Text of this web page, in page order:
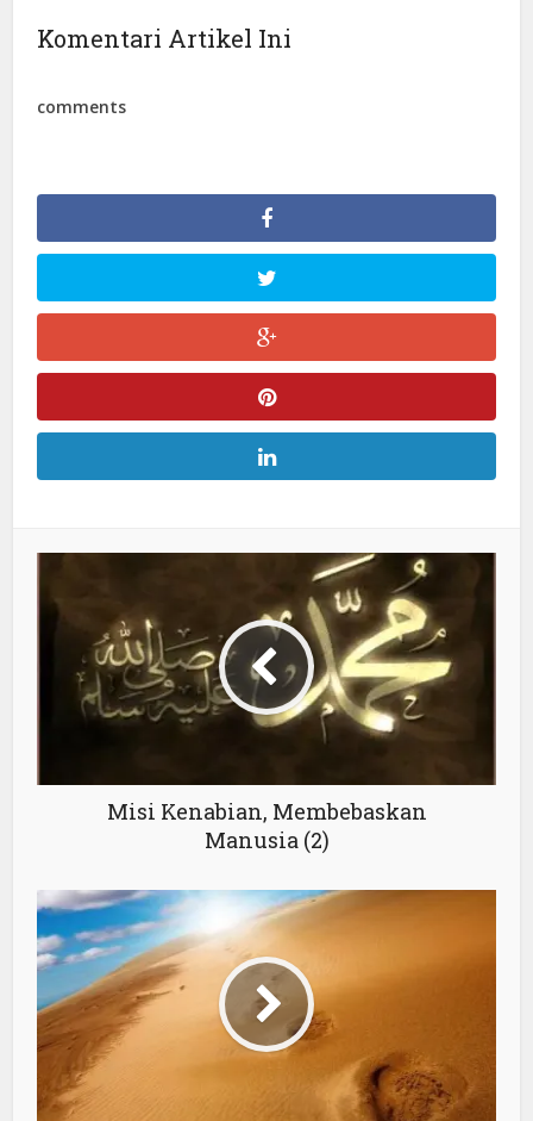
Komentari Artikel Ini
comments
Misi Kenabian, Membebaskan
Manusia (2)